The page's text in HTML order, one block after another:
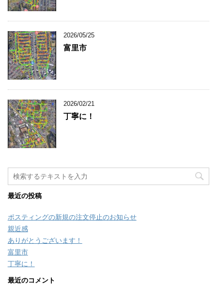
2026/05/25
富里市
2026/02/21
丁寧に！
最近の投稿
ポスティングの新規の注文停止のお知らせ
親近感
ありがとうございます！
富里市
丁寧に！
最近のコメント